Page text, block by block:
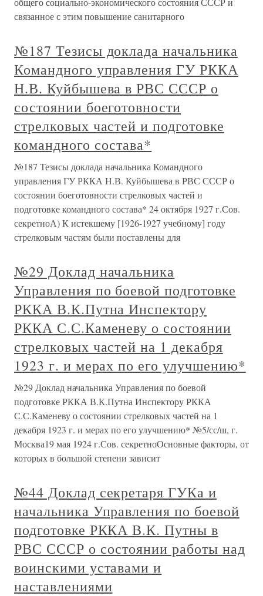
связанное с этим повышение санитарного
№187 Тезисы доклада начальника
Командного управления ГУ РККА
Н.В. Куйбышева в РВС СССР о
состоянии боеготовности
стрелковых частей и подготовке
командного состава*
№187 Тезисы доклада начальника Командного
управления ГУ РККА Н.В. Куйбышева в РВС СССР о
состоянии боеготовности стрелковых частей и
подготовке командного состава* 24 октября 1927 г.Сов.
секретноА) К истекшему [1926-1927 учебному] году
стрелковым частям были поставлены для
№29 Доклад начальника
Управления по боевой подготовке
РККА В.К.Путна Инспектору
РККА С.С.Каменеву о состоянии
стрелковых частей на 1 декабря
1923 г. и мерах по его улучшению*
№29 Доклад начальника Управления по боевой
подготовке РККА В.К.Путна Инспектору РККА
С.С.Каменеву о состоянии стрелковых частей на 1
декабря 1923 г. и мерах по его улучшению* №5/сс/ш, г.
Москва19 мая 1924 г.Сов. секретноОсновные факторы, от
которых в большой степени зависит
№44 Доклад секретаря ГУКа и
начальника Управления по боевой
подготовке РККА В.К. Путны в
РВС СССР о состоянии работы над
воинскими уставами и
наставлениями